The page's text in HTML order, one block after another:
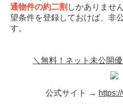
通物件の約二割 しかありませ
望条件を登録しておけば、非
す。
＼無料！ネット未公開
公式サイト →